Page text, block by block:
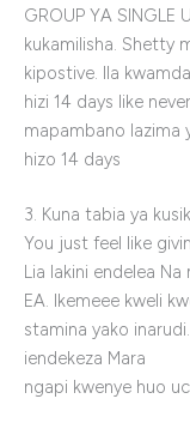
GROUP YA
kukamilisha. Shetty
kipostive. Ila
hizi 14 days like
mapambano lazima
hizo 14 days
3. Kuna tabia ya
You just feel like
Lia lakini endelea Na
EA. Ikemeee kweli
stamina yako
iendekeza Mara
ngapi kwenye huo